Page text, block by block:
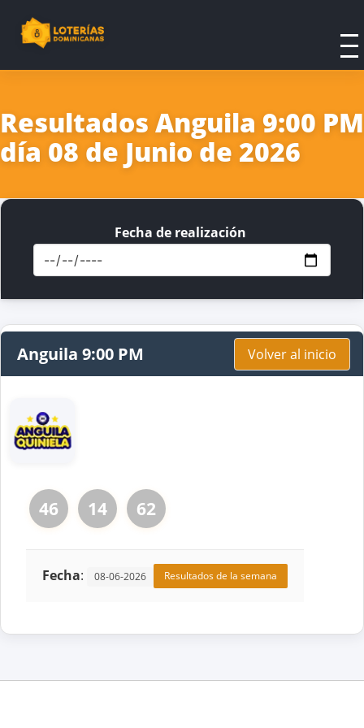
Resultados Anguila 9:00 PM
día 08 de Junio de 2026
Fecha de realización
Anguila 9:00 PM Volver al inicio
46 14 62
Fecha: 08-06-2026 Resultados de la semana